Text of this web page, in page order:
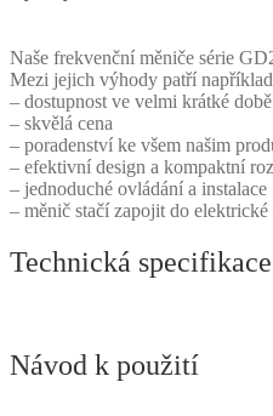
Naše frekvenční měniče série
Mezi jejich výhody patří
– dostupnost ve velmi krátké době
– skvělá cena
– poradenství ke všem našim
– efektivní design a kompaktní
– jednoduché ovládání a instalace
– měnič stačí zapojit do elektrické
Technická specifikace
Návod k použití